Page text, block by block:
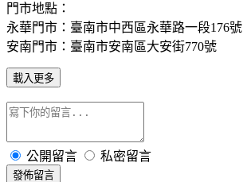
門市地點：
永華門市：臺南市中西區永華路一段176號
安南門市：臺南市安南區大安街770號
載入更多
公開留言 私密留言
發佈留言